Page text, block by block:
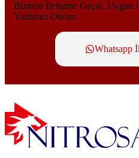
Bizimle İletişime Geçin, Uygun
Yardımcı Olalım
Whatsapp